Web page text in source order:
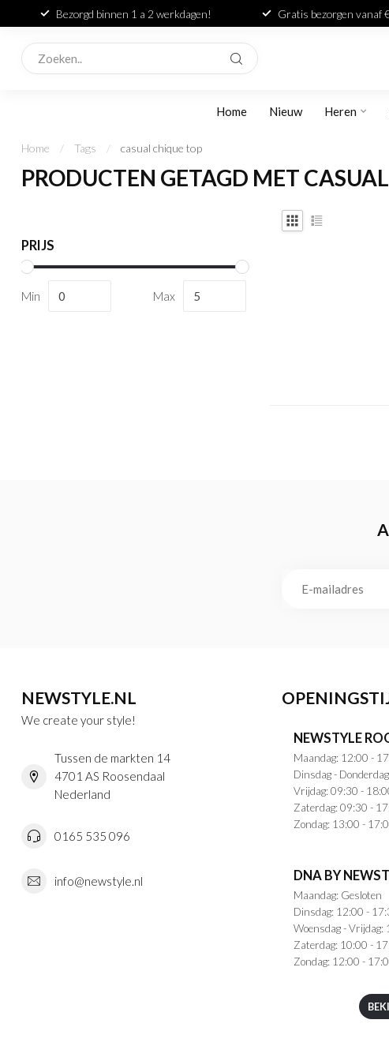
Bezorgd binnen 1 a 2 werkdagen! Gratis bezorgen vanaf
Home Nieuw Heren
Home / Tags / casual chique top
PRODUCTEN GETAGD MET
PRIJS
Min Max
NEWSTYLE.NL
We create your style!
Tussen de markten 14
4701 AS Roosendaal
Nederland
0165 535 096
info@newstyle.nl
NEWSTYLE
Maandag: 12:00 -
Dinsdag -
Vrijdag: 09:30 -
Zaterdag: 09:30 -
Zondag: 13:00 -
DNA BY
Maandag: Gesloten
Dinsdag: 12:00 -
Woensdag - Vrijdag:
Zaterdag: 10:00 -
Zondag: 12:00 -